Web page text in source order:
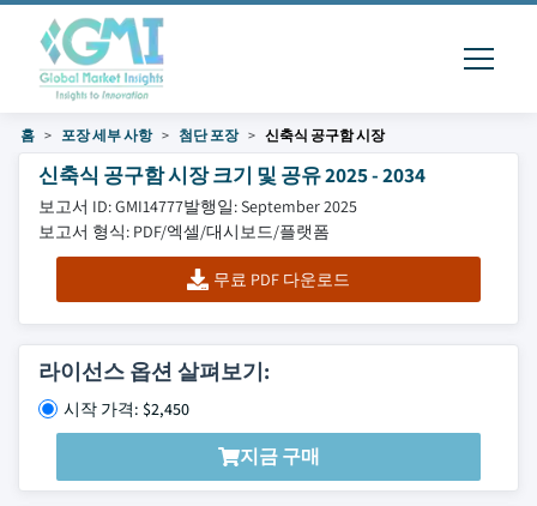
홈 포장 세부 사항 첨단 포장 신축식 공구함 시장
신축식 공구함 시장 크기 및 공유 2025 - 2034
보고서 ID: GMI14777발행일: September 2025
보고서 형식: PDF/엑셀/대시보드/플랫폼
무료 PDF 다운로드
라이선스 옵션 살펴보기:
시작 가격: $2,450
지금 구매